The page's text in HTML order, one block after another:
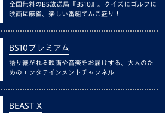
全国無料のBS放送局『BS10』。クイズにゴルフに
映画に麻雀、楽しい番組てんこ盛り！
BS10プレミアム
語り継がれる映画や音楽をお届けする、大人のた
めのエンタテインメントチャンネル
BEAST X